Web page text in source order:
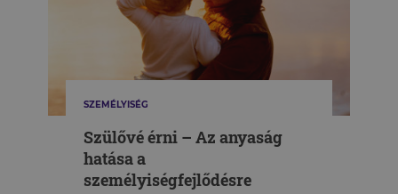
SZEMÉLYISÉG
Szülővé érni – Az anyaság
hatása a
személyiségfejlődésre